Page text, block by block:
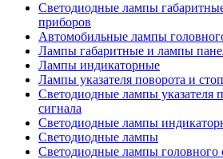
Светодиодные лампы
приборов
Автомобильные лампы
Лампы габаритные и лампы
Лампы индикаторные
Лампы указателя поворота и
Светодиодные лампы указателя
сигнала
Светодиодные лампы
Светодиодные лампы
Светодиодные лампы головного